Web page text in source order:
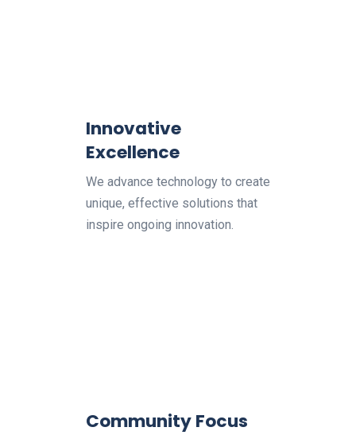
Innovative
Excellence
We advance technology to create
unique, effective solutions that
inspire ongoing innovation.
Community Focus